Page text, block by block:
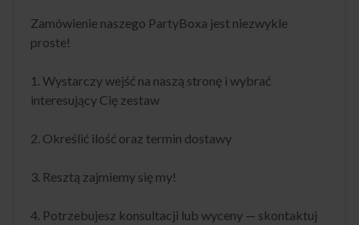
Zamówienie naszego PartyBoxa jest niezwykle
proste!
1. Wystarczy wejść na naszą stronę i wybrać
interesujący Cię zestaw
2. Określić ilość oraz termin dostawy
3. Resztą zajmiemy się my!
4. Potrzebujesz konsultacji lub wyceny — skontaktuj